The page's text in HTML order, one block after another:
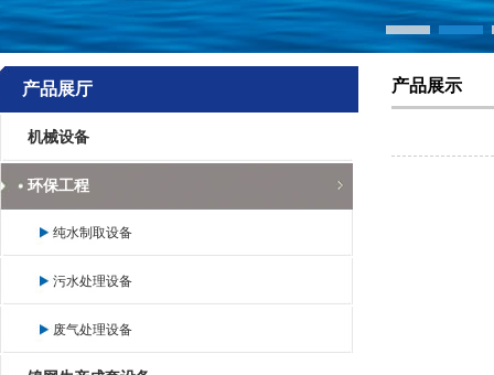
产品展厅
机械设备
环保工程
纯水制取设备
污水处理设备
废气处理设备
产品展示